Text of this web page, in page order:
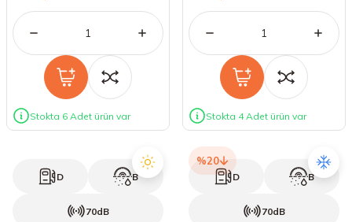
Stokta 6 Adet ürün var Stokta 4 Adet ürün var
D B
70dB
%20
D B
70dB